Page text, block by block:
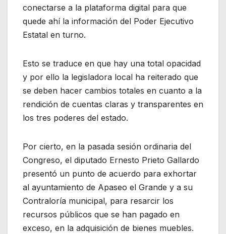
conectarse a la plataforma digital para que
quede ahí la información del Poder Ejecutivo
Estatal en turno.
Esto se traduce en que hay una total opacidad
y por ello la legisladora local ha reiterado que
se deben hacer cambios totales en cuanto a la
rendición de cuentas claras y transparentes en
los tres poderes del estado.
Por cierto, en la pasada sesión ordinaria del
Congreso, el diputado Ernesto Prieto Gallardo
presentó un punto de acuerdo para exhortar
al ayuntamiento de Apaseo el Grande y a su
Contraloría municipal, para resarcir los
recursos públicos que se han pagado en
exceso, en la adquisición de bienes muebles.